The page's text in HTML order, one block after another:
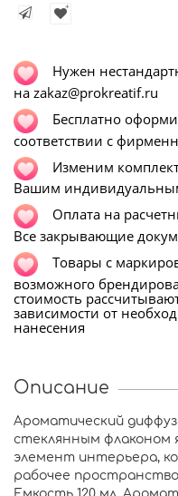
Нужен
на zakaz@prokreatif.ru
Бесплатно
соответствии с
Изменим
Вашим
Оплата на
Все закрывающие
Товары с
возможного
стоимость
зависимости от
нанесения
Описание
Ароматический
стеклянным флаконом
элемент интерьера,
рабочее